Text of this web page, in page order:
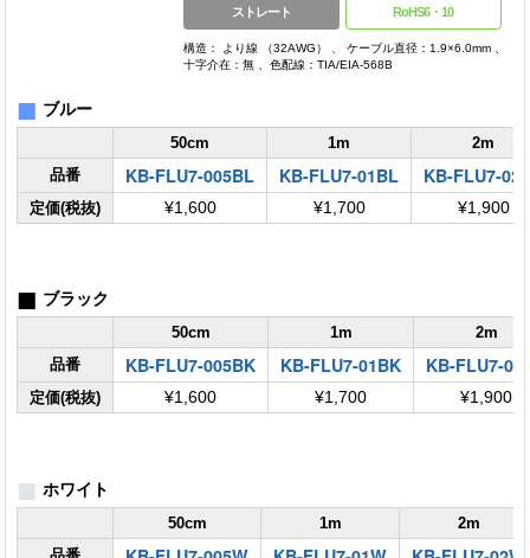
ストレート RoHS6・10
構造： より線 （32AWG） 、 ケーブル直径：1.9×6.0mm 、
十字介在：無 、色配線：TIA/EIA-568B
■ ブルー
50cm 1m
2m
品番
KB-FLU7-005BL KB-FLU7-01BL KB-FLU7-
定価(税抜) ¥1,600 ¥1,700 ¥1,900
■ ブラック
50cm 1m
2m
品番
KB-FLU7-005BK KB-FLU7-01BK KB-FLU7-
定価(税抜) ¥1,600 ¥1,700 ¥1,900
■ ホワイト
50cm 1m
2m